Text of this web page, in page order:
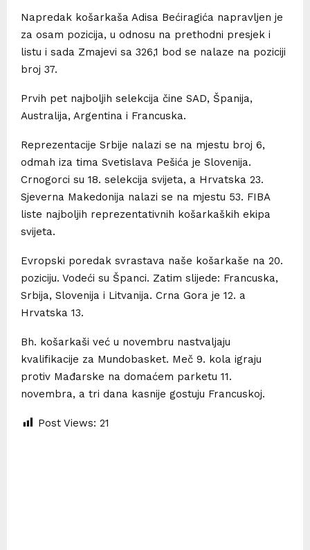
Napredak košarkaša Adisa Bećiragića napravljen je
za osam pozicija, u odnosu na prethodni presjek i
listu i sada Zmajevi sa 326,1 bod se nalaze na poziciji
broj 37.
Prvih pet najboljih selekcija čine SAD, Španija,
Australija, Argentina i Francuska.
Reprezentacije Srbije nalazi se na mjestu broj 6,
odmah iza tima Svetislava Pešića je Slovenija.
Crnogorci su 18. selekcija svijeta, a Hrvatska 23.
Sjeverna Makedonija nalazi se na mjestu 53. FIBA
liste najboljih reprezentativnih košarkaških ekipa
svijeta.
Evropski poredak svrastava naše košarkaše na 20.
poziciju. Vodeći su Španci. Zatim slijede: Francuska,
Srbija, Slovenija i Litvanija. Crna Gora je 12. a
Hrvatska 13.
Bh. košarkaši već u novembru nastvaljaju
kvalifikacije za Mundobasket. Meč 9. kola igraju
protiv Mađarske na domaćem parketu 11.
novembra, a tri dana kasnije gostuju Francuskoj.
Post Views: 21